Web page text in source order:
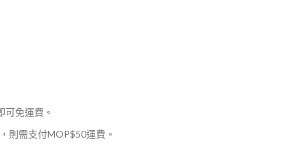
免運費。
則需支付MOP$50運費。